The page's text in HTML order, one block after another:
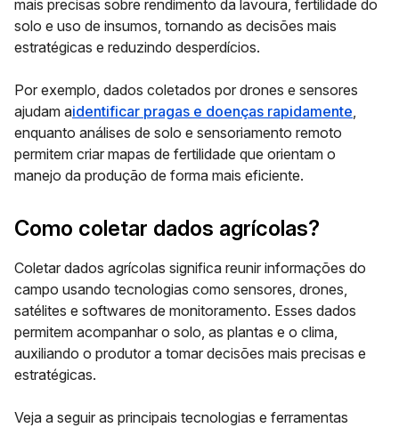
mais precisas sobre rendimento da lavoura, fertilidade do
solo e uso de insumos, tornando as decisões mais
estratégicas e reduzindo desperdícios.
Por exemplo, dados coletados por drones e sensores
ajudam aidentificar pragas e doenças rapidamente
enquanto análises de solo e sensoriamento remoto
permitem criar mapas de fertilidade que orientam o
manejo da produção de forma mais eficiente.
Como coletar dados agrícolas?
Coletar dados agrícolas significa reunir informações do
campo usando tecnologias como sensores, drones,
satélites e softwares de monitoramento. Esses dados
permitem acompanhar o solo, as plantas e o clima,
auxiliando o produtor a tomar decisões mais precisas e
estratégicas.
Veja a seguir as principais tecnologias e ferramentas